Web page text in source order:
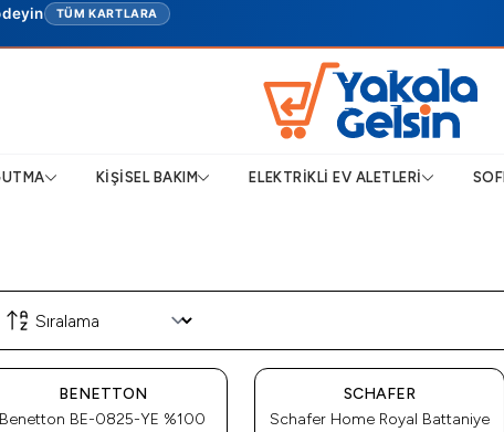
TÜM KARTLARA
KIŞISEL BAKIM ELEKTRIKLI EV ALETLERI
BENETTON
Benetton BE-0825-YE %100
SCHAFER
Schafer Home Royal Battaniye